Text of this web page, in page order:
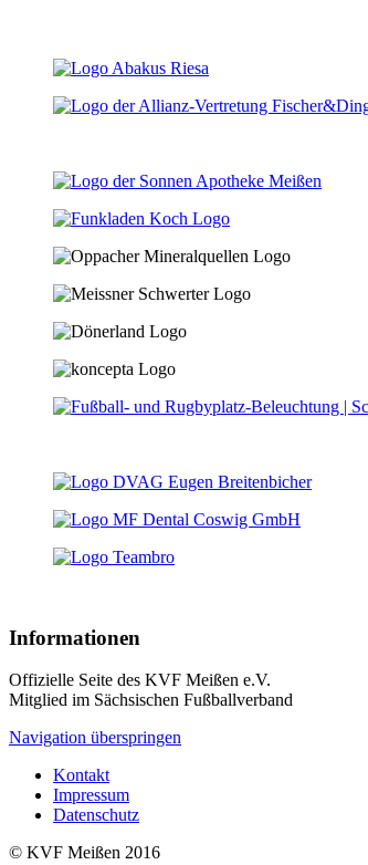
Informationen
Offizielle Seite des KVF Meißen e.V.
Mitglied im Sächsischen Fußballverband
Navigation überspringen
Kontakt
Impressum
Datenschutz
© KVF Meißen 2016